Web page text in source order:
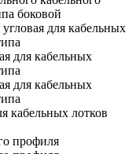
боковой
для кабельных
для кабельных
для кабельных
кабельных лотков
профиля